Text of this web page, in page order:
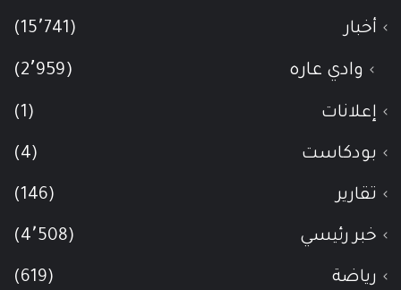
أخبار (15٬741)
وادي عاره (2٬959)
إعلانات (1)
بودكاست (4)
تقارير (146)
خبر رئيسي (4٬508)
رياضة (619)